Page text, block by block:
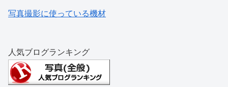
写真撮影に使っている機材
人気ブログランキング